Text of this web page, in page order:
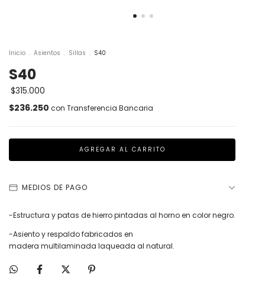
Inicio . Asientos . Sillas . S40
S40
$315.000
$236.250 con Transferencia Bancaria
MEDIOS DE PAGO
-Estructura y patas de hierro pintadas al horno en color negro.
-Asiento y respaldo fabricados en
madera multilaminada laqueada al natural.